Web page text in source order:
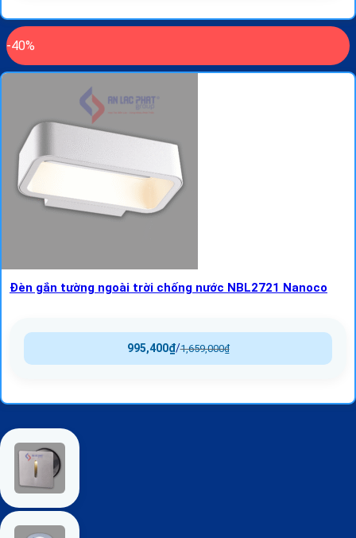
-40%
Đèn gắn tường ngoài trời chống nước NBL2721 Nanoco
1,659,000₫
/
995,400₫